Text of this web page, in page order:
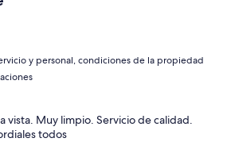
y personal, condiciones de la propiedad
vista. Muy limpio. Servicio de calidad.
todos